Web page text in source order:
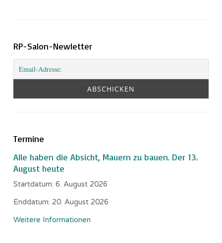
RP-Salon-Newletter
Termine
Alle haben die Absicht, Mauern zu bauen. Der 13.
August heute
Startdatum: 6. August 2026
Enddatum: 20. August 2026
Weitere Informationen